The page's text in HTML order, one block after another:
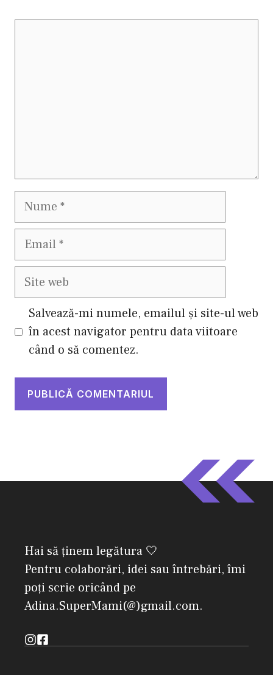
Nume
Email
Site
Salvează-mi numele, emailul și site-ul web
în acest navigator pentru data viitoare
când o să comentez.
Hai să ținem legătura 🤍
Pentru colaborări, idei sau întrebări, îmi
poți scrie oricând pe
Adina.SuperMami(@)gmail.com.